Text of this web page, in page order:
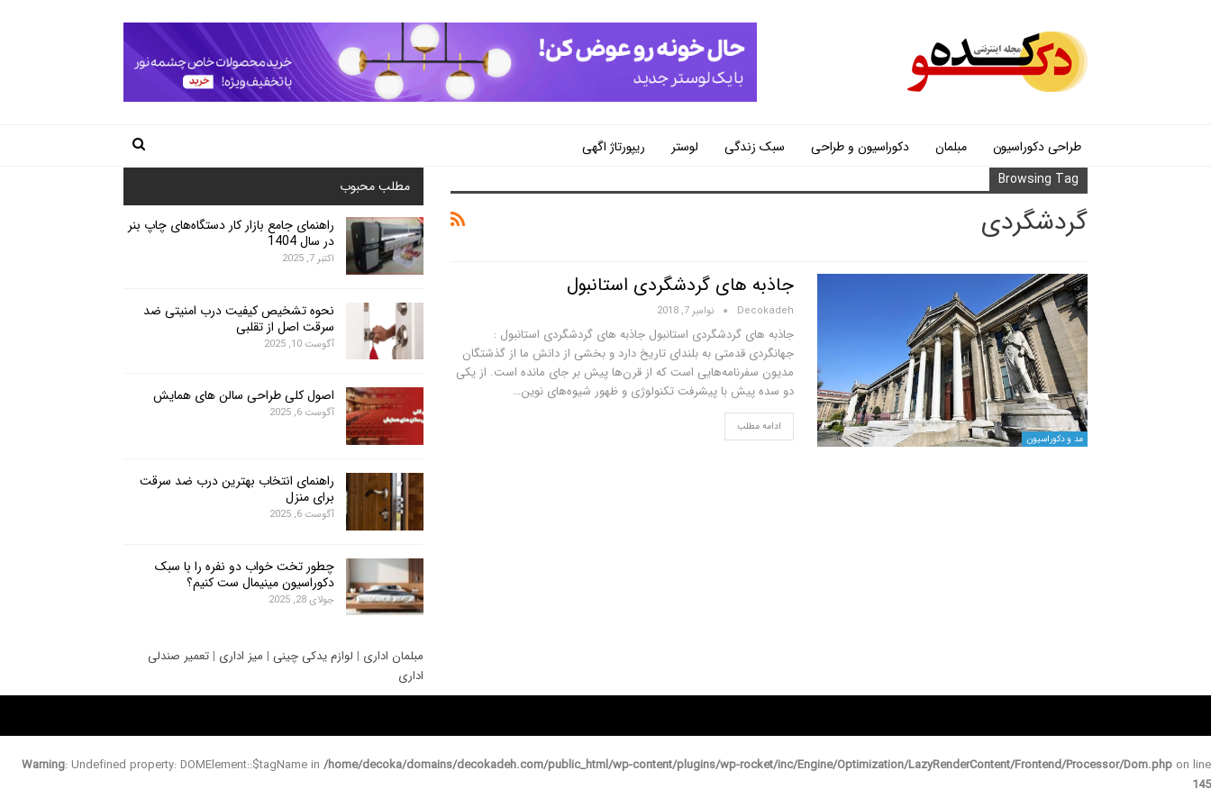
طراحی دکوراسیون مبلمان دکوراسیون و طراحی سبک زندگی لوستر
ریپورتاژ اگهی
Browsing Tag
گردشگردی
مد و دکوراسیون
جاذبه های گردشگردی استانبول
Decokadeh نوامبر 7, 2018
جاذبه های گردشگردی استانبول جاذبه های گردشگردی استانبول :
جهانگردی قدمتی به بلندای تاریخ دارد و بخشی از دانش ما از گذشتگان
مدیون سفرنامه‌هایی است که از قرن‌ها پیش بر جای مانده است. از یکی
دو سده پیش با پیشرفت تکنولوژی و ظهور شیوه‌های نوین…
ادامه مطلب
مطلب محبوب
راهنمای جامع بازار کار دستگاه‌های چاپ بنر
در سال 1404
اکتبر 7, 2025
نحوه تشخیص کیفیت درب امنیتی ضد
سرقت اصل از تقلبی
آگوست 10, 2025
اصول کلی طراحی سالن های همایش
آگوست 6, 2025
راهنمای انتخاب بهترین درب ضد سرقت
برای منزل
آگوست 6, 2025
چطور تخت خواب دو نفره را با سبک
دکوراسیون مینیمال ست کنیم؟
جولای 28, 2025
مبلمان اداری | لوازم یدکی چینی | میز اداری | تعمیر صندلی
اداری
Warning: Undefined property: DOMElement::$tagName in /home/decoka/domains/decokadeh.com/public_html/wp-content/plugins/wp-rocket/inc/Engine/Optimization/LazyRenderContent/Frontend/Processor/Dom.php on line
145